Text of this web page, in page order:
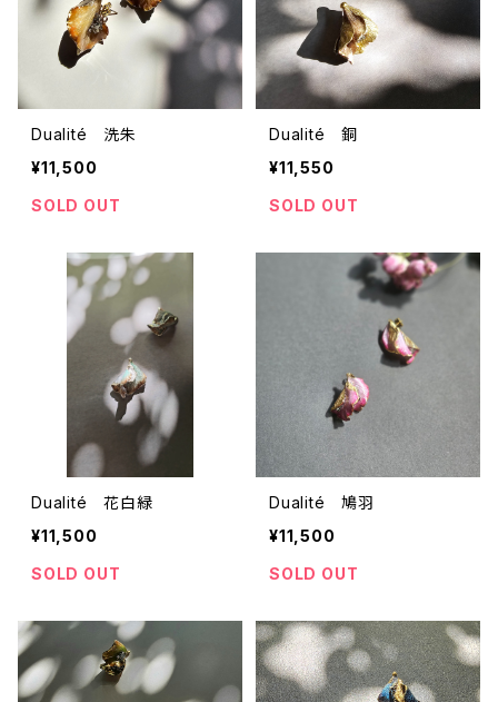
Dualité 洗朱
¥11,500
SOLD OUT
Dualité 銅
¥11,550
SOLD OUT
Dualité 花白緑
¥11,500
SOLD OUT
Dualité 鳩羽
¥11,500
SOLD OUT